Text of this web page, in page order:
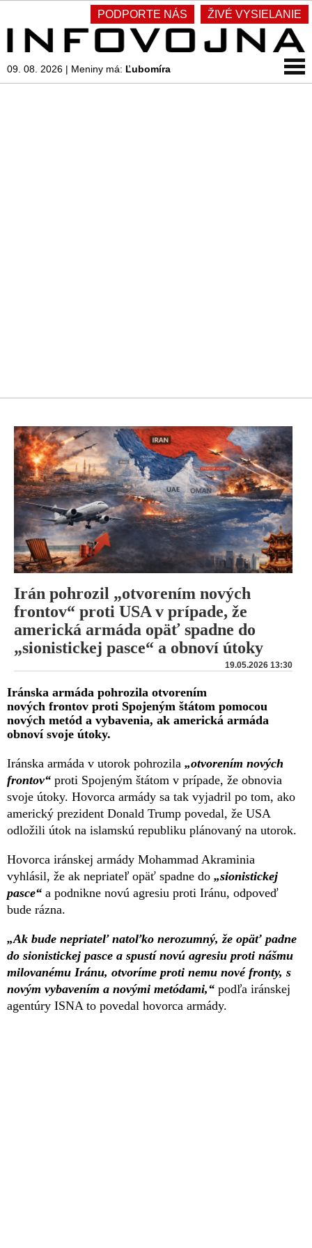
PODPORTE NÁS ŽIVÉ VYSIELANIE
09. 08. 2026 | Meniny má: Ľubomíra
Irán pohrozil „otvorením nových
frontov“ proti USA v prípade, že
americká armáda opäť spadne do
„sionistickej pasce“ a obnoví útoky
19.05.2026 13:30
Iránska armáda pohrozila otvorením
nových frontov proti Spojeným štátom pomocou
nových metód a vybavenia, ak americká armáda
obnoví svoje útoky.
Iránska armáda v utorok pohrozila „otvorením nových
frontov“ proti Spojeným štátom v prípade, že obnovia
svoje útoky. Hovorca armády sa tak vyjadril po tom, ako
americký prezident Donald Trump povedal, že USA
odložili útok na islamskú republiku plánovaný na utorok.
Hovorca iránskej armády Mohammad Akraminia
vyhlásil, že ak nepriateľ opäť spadne do „sionistickej
pasce“ a podnikne novú agresiu proti Iránu, odpoveď
bude rázna.
„Ak bude nepriateľ natoľko nerozumný, že opäť padne
do sionistickej pasce a spustí novú agresiu proti nášmu
milovanému Iránu, otvoríme proti nemu nové fronty, s
novým vybavením a novými metódami,“ podľa iránskej
agentúry ISNA to povedal hovorca armády.